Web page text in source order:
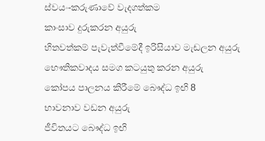
ස්වයං-කරුණාවේ වැදගත්කම
කාංසාව දුරුකරන අයුරු
හිතවත්කම් පැවැත්වීමේදී ඉරිසියාව මැඬලන අයුරු
භෞතිකවාදය සමග කටයුතු කරන අයුරු
කෝපය පාලනය කිරීමේ බෞද්ධ ඉඟි 8
භාවනාව වඩන අයුරු
ජීවිතයට බෞද්ධ ඉඟි